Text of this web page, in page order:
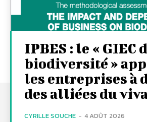
IPBES : le « GIEC
biodiversité »
les entreprises à
des alliées du
CYRILLE SOUCHE - 4 AOÛT 2026